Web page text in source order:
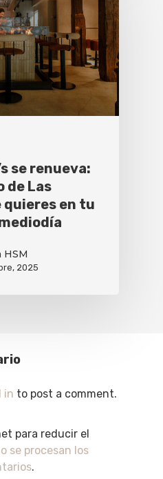
se renueva:
de Las
quieres en tu
HSM
2025
in to post a comment.
para reducir el
se procesan los
.